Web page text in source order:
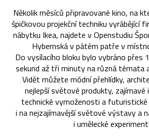
Několik měsíců připravované kino, na
špičkovou projekční techniku vyrábějící
nábytku Ikea, najdete v Openstudiu
Hybernská v pátém patře v
Do vysílacího bloku bylo vybráno přes
sekund až tři minuty na různá témata
Vidět můžete módní přehlídky,
nejlepší světové produkty, zajímavé
technické vymoženosti a futuristické
i na nejzajímavější světové výstavy a
i umělecké